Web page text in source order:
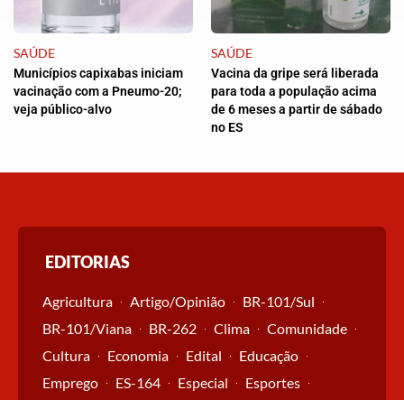
SAÚDE
Municípios capixabas iniciam
vacinação com a Pneumo-20;
veja público-alvo
SAÚDE
Vacina da gripe será liberada
para toda a população acima
de 6 meses a partir de sábado
no ES
EDITORIAS
Agricultura Artigo/Opinião
BR-101/Sul
BR-101/Viana
BR-262 Clima
Comunidade
Cultura
Economia Edital
Educação
Emprego
ES-164 Especial
Esportes